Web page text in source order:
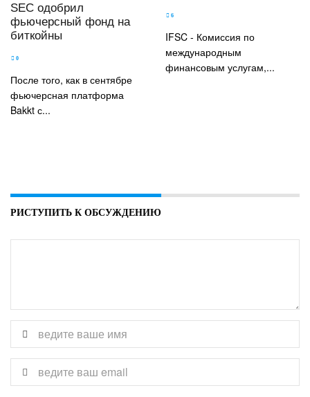
SEC одобрил
фьючерсный фонд на
биткойны
0
После того, как в сентябре
фьючерсная платформа
Bakkt с...
6
IFSC - Комиссия по
международным
финансовым услугам,...
РИСТУПИТЬ К ОБСУЖДЕНИЮ